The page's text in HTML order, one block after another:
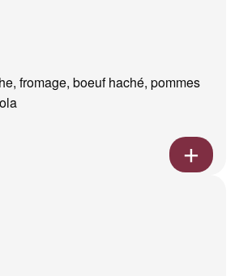
fromage, boeuf haché, pommes